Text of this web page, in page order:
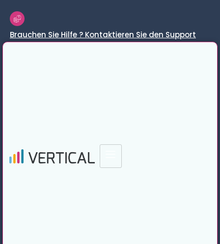
Brauchen Sie Hilfe ? Kontaktieren Sie den Support